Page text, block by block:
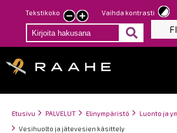
Hyppää
pääsisältöön
Tekstikoko
Pienennä
tekstin
kokoa
Suurenna
tekstin
kokoa
Vaihda kontrasti
FI
Breadcrumbs
You
are
Etusivu PALVELUT Elinympäristö
Luonto ja
Vesihuolto ja jätevesien käsittely